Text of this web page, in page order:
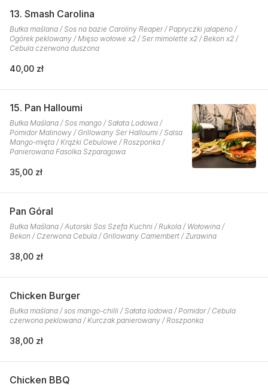
13. Smash Carolina
Bułka maślana / Sos na bazie Caroliny Reaper / Papryczki jalapeno /
Ogórek peklowany / Mięso wołowe x2 / Ser mimolette x2 / Bekon x2 /
Cebula czerwona duszona
40,00 zł
15. Pan Halloumi
Bułka Maślana / Sos mango / Sałata Lodowa /
Pomidor Malinowy / Grillowany Ser Halloumi / Salsa
Mango-mięta / Krążki Cebulowe / Roszponka /
Panierowana Fasolka Szparagowa
35,00 zł
Pan Góral
Bułka Maślana / Autorski Sos Szefa Kuchni / Rukola / Wołowina /
Bekon / Czerwona Cebula / Grillowany Camembert / Żurawina
38,00 zł
Chicken Burger
Bułka maślana / sos mango-chilli / Sałata lodowa / Pomidor / Cebula
czerwona peklowana / Kurczak panierowany / Roszponka
38,00 zł
Chicken BBQ